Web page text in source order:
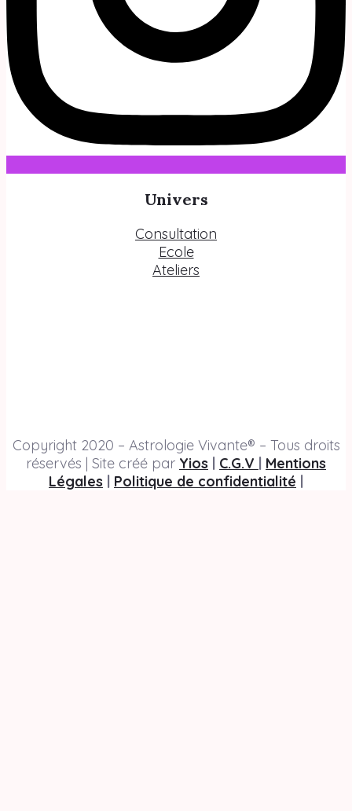
Univers
Consultation
Ecole
Ateliers
Copyright 2020 – Astrologie Vivante® – Tous droits
réservés | Site créé par Yios | C.G.V | Mentions
Légales | Politique de confidentialité |